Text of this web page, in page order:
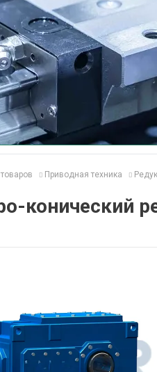
Приводная техника
конический